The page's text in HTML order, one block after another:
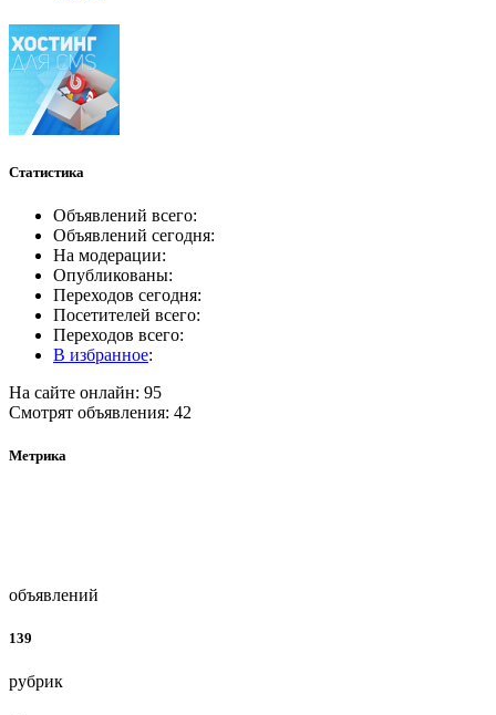
Статистика
Объявлений всего:
Объявлений сегодня:
На модерации:
Опубликованы:
Переходов сегодня:
Посетителей всего:
Переходов всего:
В избранное:
На сайте онлайн: 95
Смотрят объявления: 42
Метрика
объявлений
139
рубрик